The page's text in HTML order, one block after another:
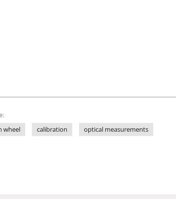
wheel calibration optical measurements